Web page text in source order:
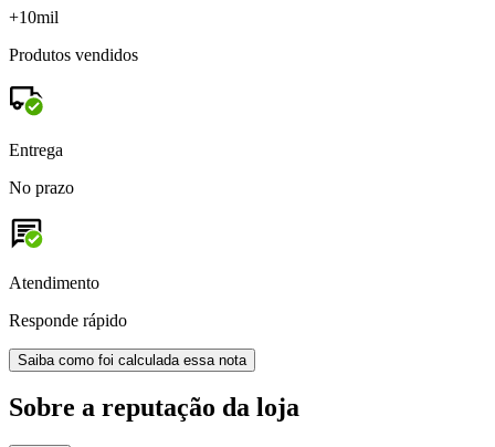
+10mil
Produtos vendidos
Entrega
No prazo
Atendimento
Responde rápido
Saiba como foi calculada essa nota
Sobre a reputação da loja